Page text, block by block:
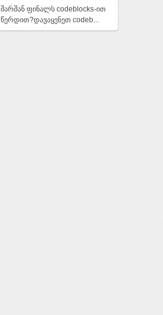
შარშან ფინალს codeblocks-ით
წერდით?დავაყენეთ codeb...